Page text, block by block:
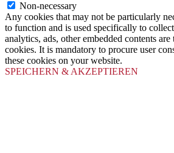
Non-necessary
Any cookies that may not be particularly
to function and is used specifically to
analytics, ads, other embedded contents are
cookies. It is mandatory to procure user
these cookies on your website.
SPEICHERN & AKZEPTIEREN